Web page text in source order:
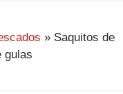
» Saquitos de
gulas